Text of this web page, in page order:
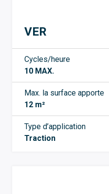
VER
Cycles/heure
10 MAX.
Max. la surface apporte
12 m²
Type d’application
Traction